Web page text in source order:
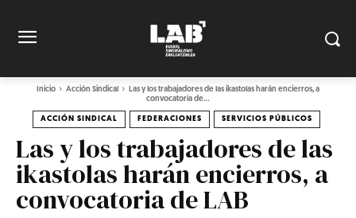
Inicio Acción Sindical
Las y los trabajadores de las ikastolas harán encierros, a
convocatoria de...
ACCIÓN SINDICAL FEDERACIONES SERVICIOS PÚBLICOS
Las y los trabajadores de las
ikastolas harán encierros, a
convocatoria de LAB